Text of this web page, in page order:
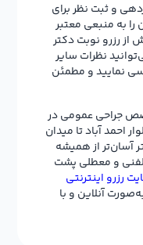
و ثبت نظر برای
به منبعی معتبر
از رزرو نوبت دکتر
نظرات سایر
نمایید و مطمئن
جراحی عمومی در
احمد آباد تا میدان
آسان‌تر از همیشه
و معطلی پشت
رزرو اینترنتی
آنلاین و با